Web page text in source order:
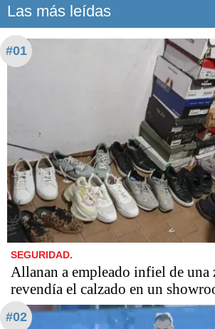
Las más leídas
#01
SEGURIDAD.
Allanan a empleado infiel de una
revendía el calzado en un
#02